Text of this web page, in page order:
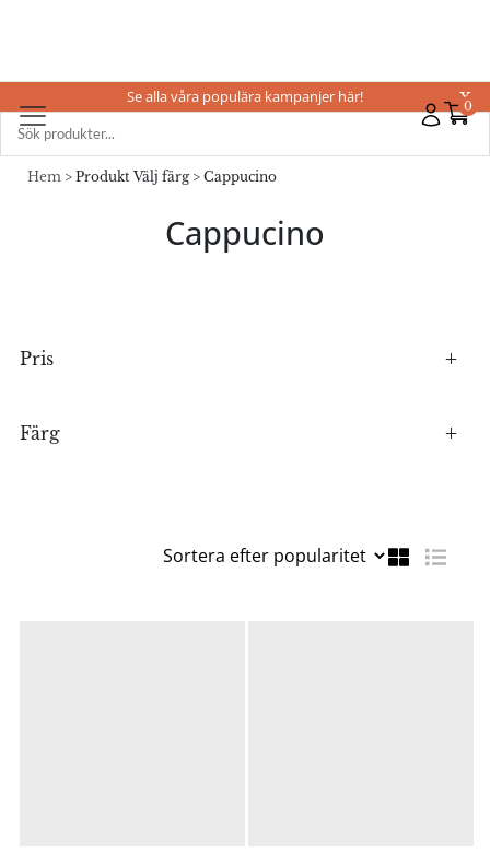
0
Se alla våra populära kampanjer här! X
Hem > Produkt Välj färg > Cappucino
Cappucino
Pris
Färg